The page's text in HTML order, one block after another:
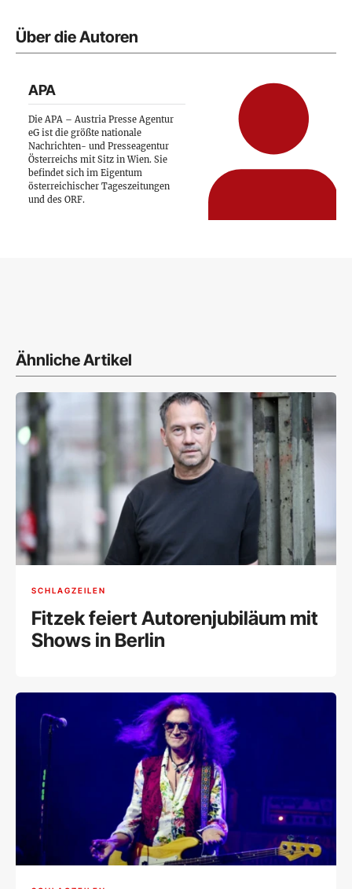
Über die Autoren
APA
Die APA – Austria Presse Agentur
eG ist die größte nationale
Nachrichten- und Presseagentur
Österreichs mit Sitz in Wien. Sie
befindet sich im Eigentum
österreichischer Tageszeitungen
und des ORF.
Ähnliche Artikel
SCHLAGZEILEN
Fitzek feiert Autorenjubiläum mit
Shows in Berlin